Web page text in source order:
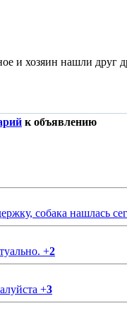
к объявлению
собака нашлась
+2
+3